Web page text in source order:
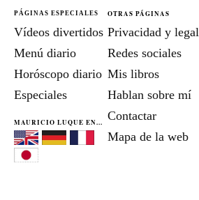
PÁGINAS ESPECIALES
Vídeos divertidos
Menú diario
Horóscopo diario
Especiales
MAURICIO LUQUE EN...
OTRAS PÁGINAS
Privacidad y legal
Redes sociales
Mis libros
Hablan sobre mí
Contactar
Mapa de la web